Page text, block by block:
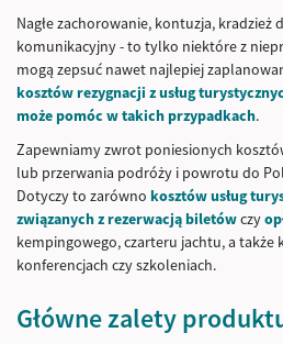
Nagłe zachorowanie, kontuzja,
komunikacyjny - to tylko niektóre z
mogą zepsuć nawet najlepiej
kosztów rezygnacji z usług
może pomóc w takich przypadkach.
Zapewniamy zwrot poniesionych
lub przerwania podróży i powrotu do
Dotyczy to zarówno kosztów usług
związanych z rezerwacją biletówczy
kempingowego, czarteru jachtu, a także
konferencjach czy szkoleniach.
Główne zalety